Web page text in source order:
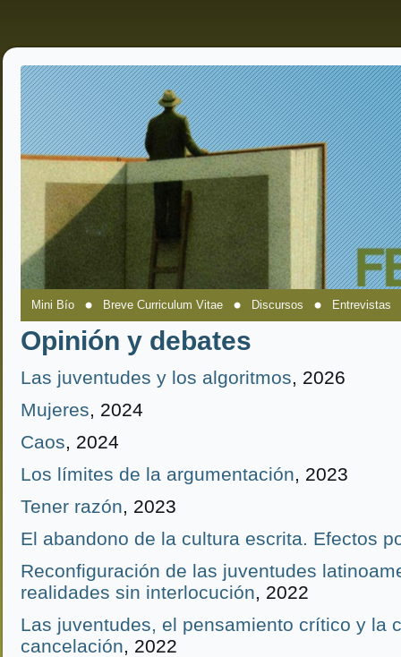
Mini Bío Breve Curriculum Vitae Discursos Entrevistas
Opinión y debates
Las juventudes y los algoritmos, 2026
Mujeres, 2024
Caos, 2024
Los límites de la argumentación, 2023
Tener razón, 2023
El abandono de la cultura escrita. Efectos
Reconfiguración de las juventudes
realidades sin interlocución, 2022
Las juventudes, el pensamiento crítico y la
cancelación, 2022